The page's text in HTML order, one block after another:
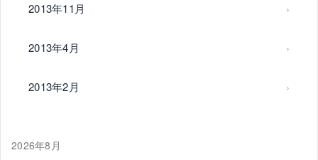
2013年11月
2013年4月
2013年2月
2026年8月